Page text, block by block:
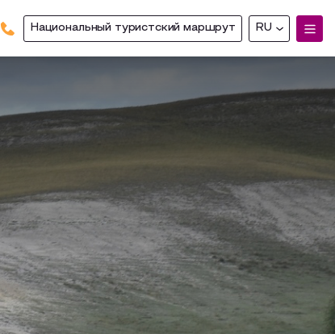
Национальный туристский маршрут RU